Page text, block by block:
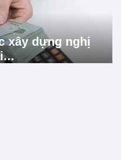
xây dựng nghị